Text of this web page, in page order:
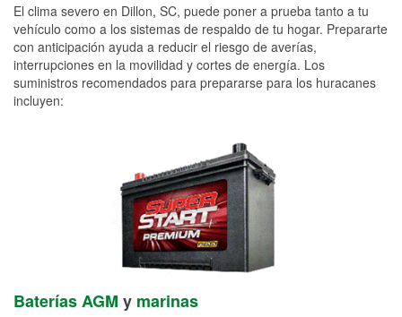
El clima severo en Dillon, SC, puede poner a prueba tanto a tu
vehículo como a los sistemas de respaldo de tu hogar. Prepararte
con anticipación ayuda a reducir el riesgo de averías,
interrupciones en la movilidad y cortes de energía. Los
suministros recomendados para prepararse para los huracanes
incluyen:
Baterías AGM y marinas